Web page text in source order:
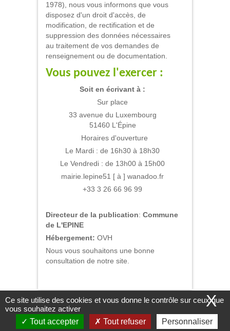
1978), nous vous informons que vous
disposez d'un droit d'accès, de
modification, de rectification et de
suppression des données nécessaires
au traitement de vos demandes de
renseignement ou de documentation.
Vous pouvez l'exercer :
Soit en écrivant à :
Sur place
33 avenue du Luxembourg
51460 L'Épine
Horaires d'ouverture
Le Mardi : de 16h30 à 18h30
Le Vendredi : de 13h00 à 15h00
mairie.lepine51 [ à ] wanadoo.fr
+33 3 26 66 96 99
Directeur de la publication: Commune
de L'EPINE
Hébergement: OVH
Nous vous souhaitons une bonne
consultation de notre site.
Nous contacter |
Conception Citopia
-
Solution de site internet pour mairie et collectivité -
WeeCity
X
Ce site utilise des cookies et vous donne le contrôle sur ceux que
vous souhaitez activer
Tout accepter
Tout refuser Personnaliser